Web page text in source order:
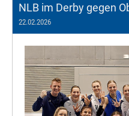
NLB im Derby gegen
22.02.2026